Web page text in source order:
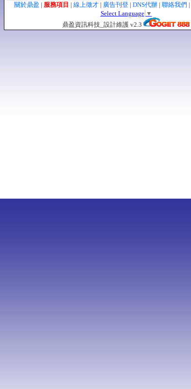
關於鼎盈 | 服務項目 | 線上徵才 | 廣告刊登 | DNS代辦 | 聯絡我們 |
Select Language ▼
鼎盈資訊科技_設計維護 v2.3